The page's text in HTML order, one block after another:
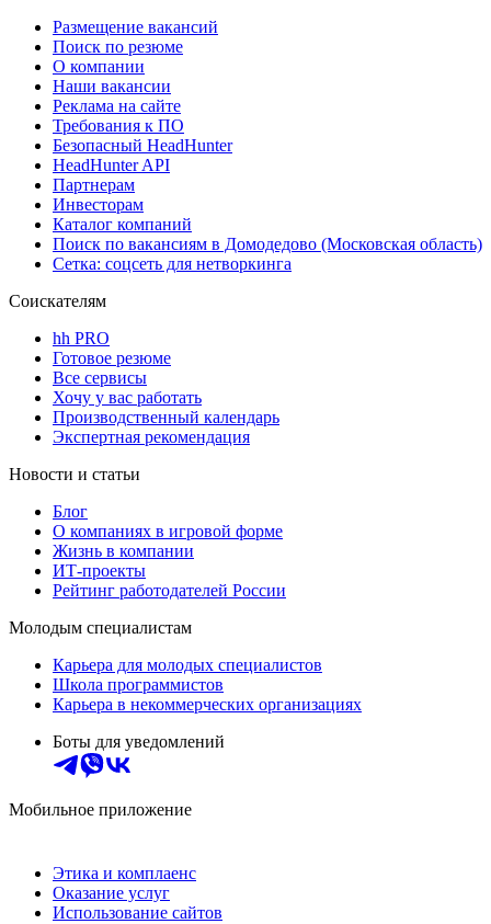
Размещение вакансий
Поиск по резюме
О компании
Наши вакансии
Реклама на сайте
Требования к ПО
Безопасный HeadHunter
HeadHunter API
Партнерам
Инвесторам
Каталог компаний
Поиск по вакансиям в Домодедово (Московская область)
Сетка: соцсеть для нетворкинга
Соискателям
hh PRO
Готовое резюме
Все сервисы
Хочу у вас работать
Производственный календарь
Экспертная рекомендация
Новости и статьи
Блог
О компаниях в игровой форме
Жизнь в компании
ИТ-проекты
Рейтинг работодателей России
Молодым специалистам
Карьера для молодых специалистов
Школа программистов
Карьера в некоммерческих организациях
Боты для уведомлений
Мобильное приложение
Этика и комплаенс
Оказание услуг
Использование сайтов